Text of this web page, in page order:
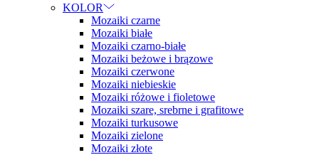
KOLOR
Mozaiki czarne
Mozaiki białe
Mozaiki czarno-białe
Mozaiki beżowe i brązowe
Mozaiki czerwone
Mozaiki niebieskie
Mozaiki różowe i fioletowe
Mozaiki szare, srebrne i grafitowe
Mozaiki turkusowe
Mozaiki zielone
Mozaiki złote